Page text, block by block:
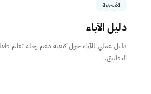
الأبجدية
دليل الآباء
دليل عملي للآباء حول كيفية دعم رحلة تعلم
التطبيق.